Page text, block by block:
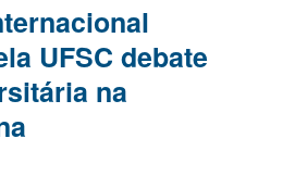
UFSC debate
na